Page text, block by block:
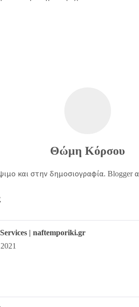
Θώμη Κόρσου
και στην δημοσιογραφία. Blogger
| naftemporiki.gr